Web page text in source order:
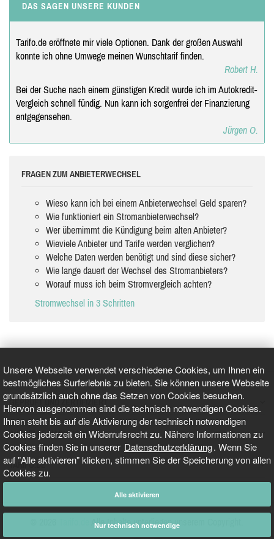
Unsere Webseite verwendet verschiedene Cookies, um Ihnen ein
bestmögliches Surferlebnis zu bieten. Sie können unsere Webseite
grundsätzlich auch ohne das Setzen von Cookies besuchen.
Hiervon ausgenommen sind die technisch notwendigen Cookies.
Ihnen steht bis auf die Aktivierung der technisch notwendigen
Cookies jederzeit ein Widerrufsrecht zu. Nähere Informationen zu
Cookies finden Sie in unserer Datenschutzerklärung. Wenn Sie
auf "Alle aktivieren" klicken, stimmen Sie der Speicherung von allen
Cookies zu.
Alle aktivieren
Nur technisch notwendige
DAS SAGEN UNSERE KUNDEN
Tarifo.de eröffnete mir viele Optionen. Dank der großen Auswahl
konnte ich ohne Umwege meinen Wunschtarif finden.
Robert H.
Bei der Suche nach einem günstigen Kredit wurde ich im Autokredit-
Vergleich schnell fündig. Nun kann ich sorgenfrei der Finanzierung
entgegensehen.
Jürgen O.
FRAGEN ZUM ANBIETERWECHSEL
Wieso kann ich bei einem Anbieterwechsel Geld sparen?
Wie funktioniert ein Stromanbieterwechsel?
Wer übernimmt die Kündigung beim alten Anbieter?
Wieviele Anbieter und Tarife werden verglichen?
Welche Daten werden benötigt und sind diese sicher?
Wie lange dauert der Wechsel des Stromanbieters?
Worauf muss ich beim Stromvergleich achten?
Stromwechsel in 3 Schritten
GEPRÜFT UND ZERTIFIZIERT
AKTUELLE NACHRICHTEN
TARIFO.DE
Alle Inhalte unterliegen unserem Copyright.